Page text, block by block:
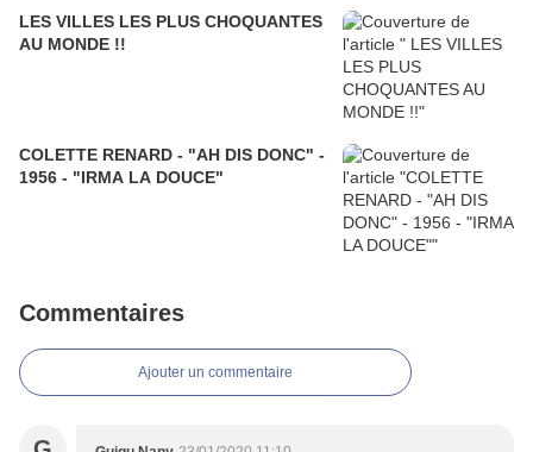
LES VILLES LES PLUS CHOQUANTES
AU MONDE !!
COLETTE RENARD - "AH DIS DONC" -
1956 - "IRMA LA DOUCE"
Commentaires
Ajouter un commentaire